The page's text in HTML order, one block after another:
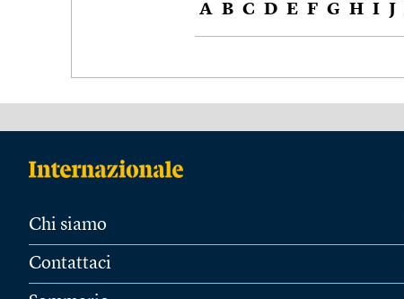
A B C D E F G H I J
Chi siamo
Contattaci